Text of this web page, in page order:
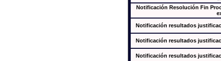
Notificación Resolución Fin
Notificación resultados
Notificación resultados
Notificación resultados